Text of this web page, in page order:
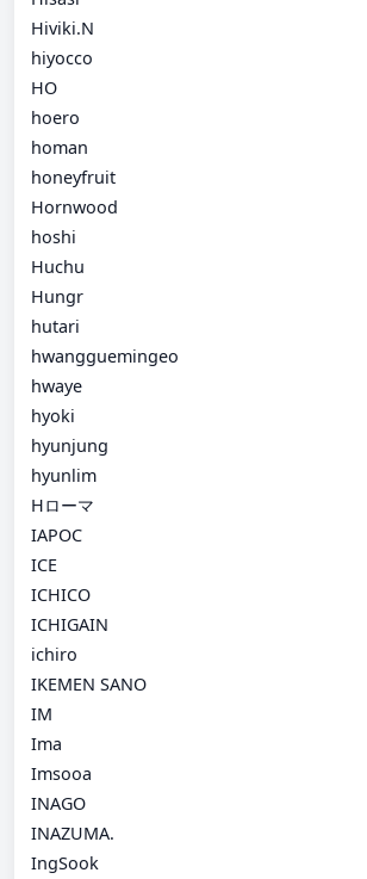
Hiviki.N
hiyocco
HO
hoero
homan
honeyfruit
Hornwood
hoshi
Huchu
Hungr
hutari
hwangguemingeo
hwaye
hyoki
hyunjung
hyunlim
Hローマ
IAPOC
ICE
ICHICO
ICHIGAIN
ichiro
IKEMEN SANO
IM
Ima
Imsooa
INAGO
INAZUMA.
IngSook